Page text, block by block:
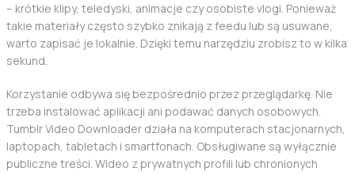
– krótkie klipy, teledyski, animacje czy osobiste vlogi. Ponieważ
takie materiały często szybko znikają z feedu lub są usuwane,
warto zapisać je lokalnie. Dzięki temu narzędziu zrobisz to w kilka
sekund.
Korzystanie odbywa się bezpośrednio przez przeglądarkę. Nie
trzeba instalować aplikacji ani podawać danych osobowych.
Tumblr Video Downloader działa na komputerach stacjonarnych,
laptopach, tabletach i smartfonach. Obsługiwane są wyłącznie
publiczne treści. Wideo z prywatnych profili lub chronionych